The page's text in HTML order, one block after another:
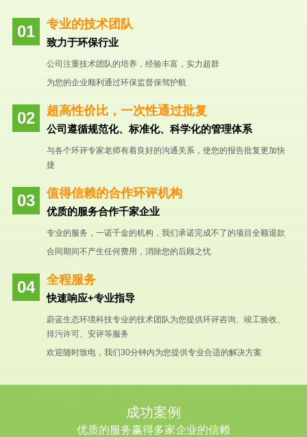
专业的技术团队
致力于环保行业
公司注重技术团队的培养，经验丰富，实力超群
为您的企业顺利通过环保监督保驾护航
超高性价比，一次性通过批复
公司遵循规范化、标准化、科学化的管理体系
与各个环评专家老师有着良好的沟通关系，使您的报告批复更加快
捷
值得信赖的合作环评机构
优质的服务合作千家企业
专业的服务，一诺千金的机构，我们承诺完成不了的项目全额退款
合同期间不产生任何费用，消除您的后顾之忧
全程服务
快速响应+专业指导
蔚蓝生态环境科技专业的技术团队为您提供环评咨询、竣工验收、
排污许可、安评等服务
欢迎随时致电，我们30分钟内为您提供专业合适的解决方案
成功案例
优质的服务赢得多家企业的信赖